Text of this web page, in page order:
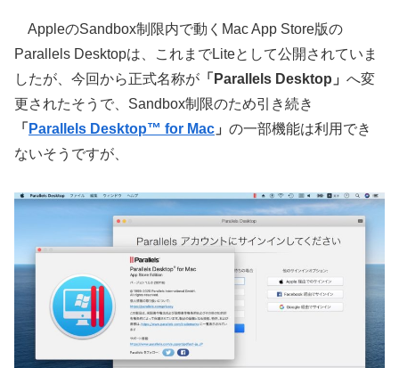
AppleのSandbox制限内で動くMac App Store版の
Parallels Desktopは、これまでLiteとして公開されていま
したが、今回から正式名称が 「Parallels Desktop」 へ変
更されたそうで、Sandbox制限のため引き続き
「 Parallels Desktop™ for Mac 」 の一部機能は利用でき
ないそうですが、